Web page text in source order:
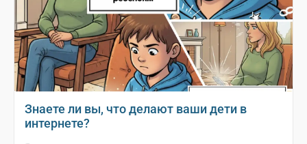
Знаете ли вы, что делают ваши дети в
интернете?